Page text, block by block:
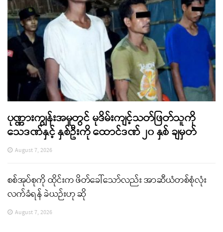
ပုဏ္ဏားကျွန်းအမှုတွင် မုဒိမ်းကျင့်သတ်ဖြတ်သူကို
သေဒဏ်နှင့် နှစ်ဦးကို ထောင်ဒဏ် ၂၀ နှစ် ချမှတ်
August 7, 2026
စစ်အုပ်စုကို ထိုင်းက ဖိတ်ခေါ်သော်လည်း အာဆီယံတစ်စုံလုံး
လက်ခံရန် ခဲယဉ်းဟု ဆို
August 7, 2026